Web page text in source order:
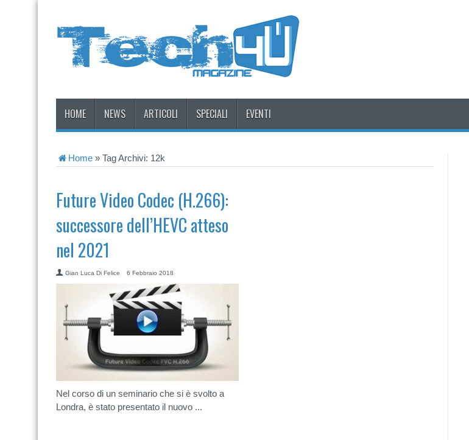
HOME NEWS ARTICOLI SPECIALI EVENTI
Home » Tag Archivi: 12k
Future Video Codec (H.266):
successore dell’HEVC atteso
nel 2021
Gian Luca Di Felice 6 Febbraio 2018
Nel corso di un seminario che si è svolto a
Londra, è stato presentato il nuovo ...